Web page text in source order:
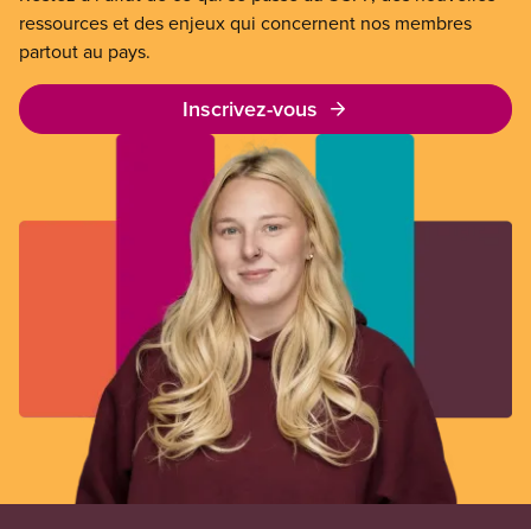
ressources et des enjeux qui concernent nos membres
partout au pays.
Inscrivez-vous